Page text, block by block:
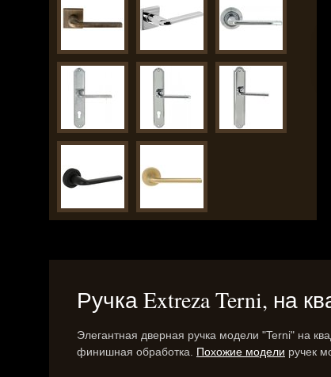
Ручка Extreza Terni, на
Элегантная дверная ручка модели "Terni" на
финишная обработка. Похожие модели ручек